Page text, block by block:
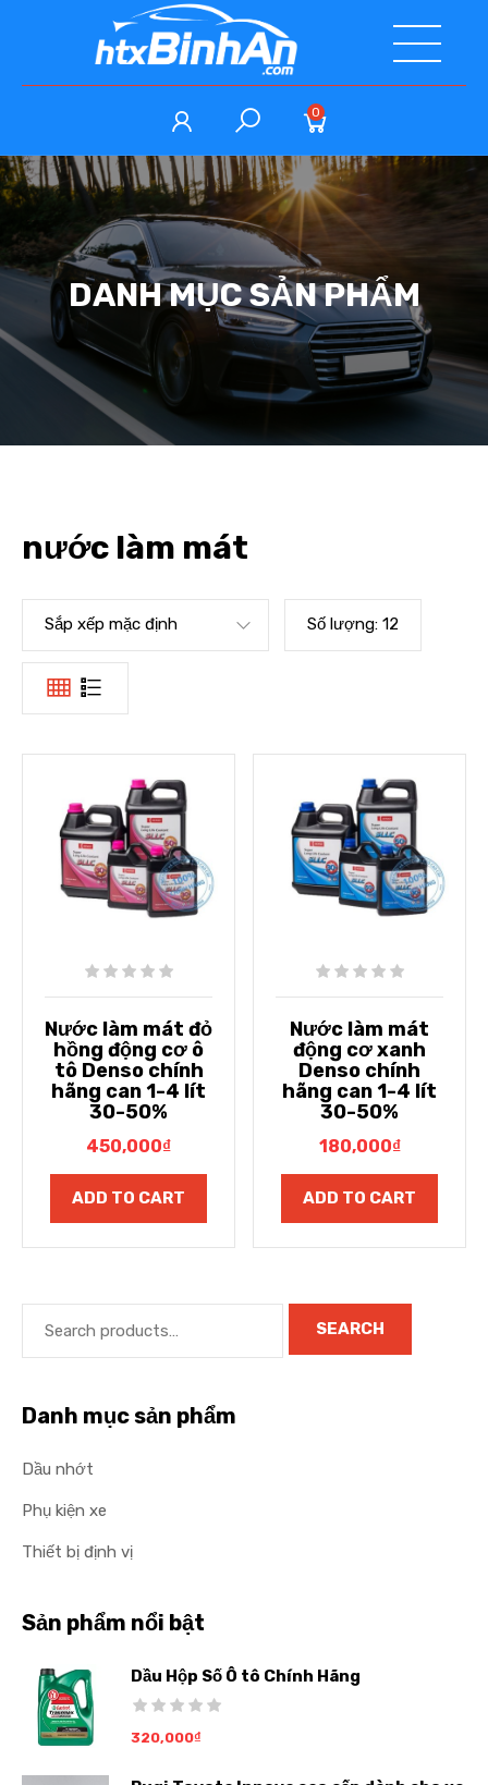
0
DANH MỤC SẢN PHẨM
nước làm mát
Sắp xếp mặc định Số lượng: 12
Nước làm mát đỏ
hồng động cơ ô
tô Denso chính
hãng can 1-4 lít
30-50%
450,000₫
ADD TO CART
Nước làm mát
động cơ xanh
Denso chính
hãng can 1-4 lít
30-50%
180,000₫
ADD TO CART
SEARCH
Danh mục sản phẩm
Dầu nhớt
Phụ kiện xe
Thiết bị định vị
Sản phẩm nổi bật
Dầu Hộp Số Ô tô Chính Hãng
320,000₫